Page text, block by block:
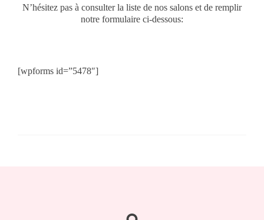
N’hésitez pas à consulter la liste de nos salons et de remplir
notre formulaire ci-dessous:
[wpforms id=”5478″]